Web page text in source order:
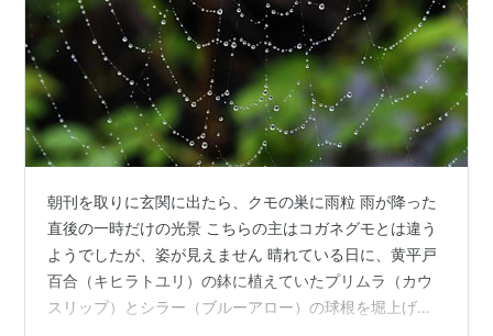
朝刊を取りに玄関に出たら、クモの巣に雨粒 雨が降った
直後の一時だけの光景 こちらの主はコガネグモとは違う
ようでしたが、姿が見えません 晴れている日に、黄平戸
百合（キヒラトユリ）の鉢に植えていたプリムラ（カウ
スリップ）とシラー（ブルーアロー）の球根を堀上げま